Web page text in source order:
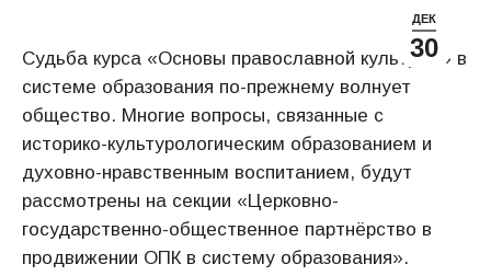
ДЕК
30
Судьба курса «Основы православной культуры» в
системе образования по-прежнему волнует
общество. Многие вопросы, связанные с
историко-культурологическим образованием и
духовно-нравственным воспитанием, будут
рассмотрены на секции «Церковно-
государственно-общественное партнёрство в
продвижении ОПК в систему образования».